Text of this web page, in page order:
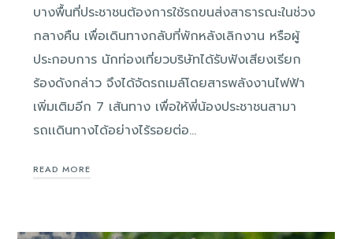
บางพื้นที่ประชาชนต้องการใช้รถขนส่งสาธารณะในช่วง
กลางคืน เพื่อเดินทางกลับที่พักหลังเลิกงาน หรือผู้
ประกอบการ นักท่องเที่ยวบริษัทได้รับฟังเสียงเรียก
ร้องดังกล่าว จึงได้จัดรถเมล์โดยสารพลังงานไฟฟ้า
เพิ่มเติมอีก 7 เส้นทาง เพื่อให้พี่น้องประชาชนสามา
รถเเดินทางได้อย่างไร้รอยต่อ…
READ MORE